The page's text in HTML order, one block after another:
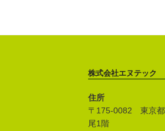
ン
株式会社エヌテック
住所
〒175‐0082 東京
尾1階